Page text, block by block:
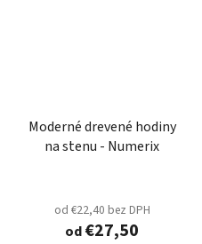
Moderné drevené hodiny
na stenu - Numerix
od €22,40 bez DPH
od€27,50